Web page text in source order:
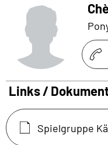
Links /
Spielgruppe